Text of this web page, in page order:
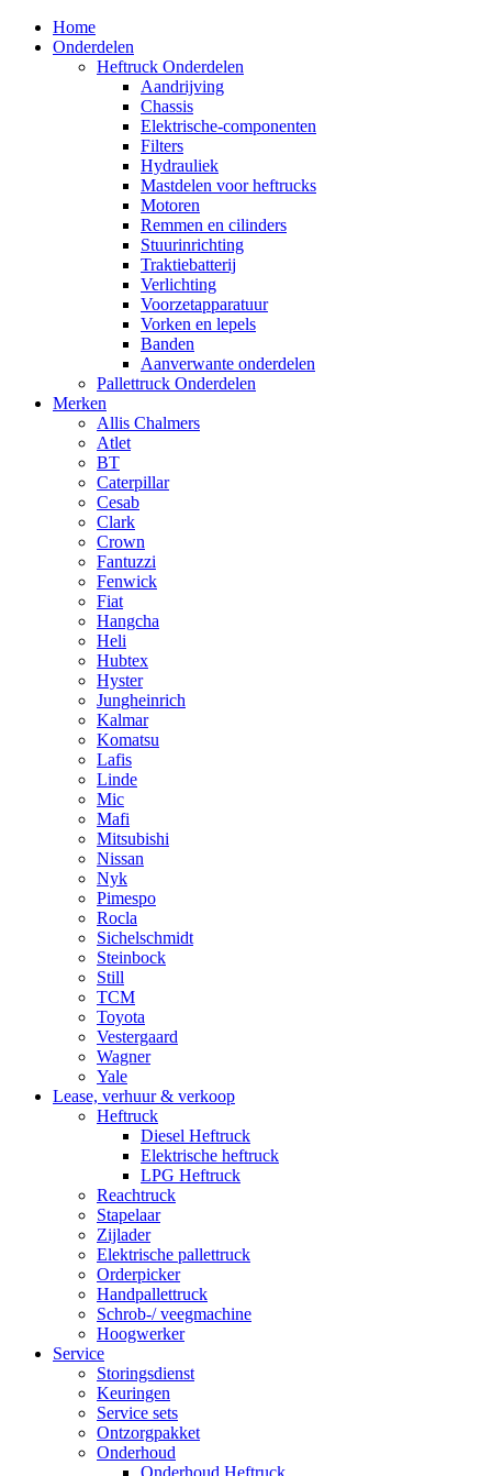
Home
Onderdelen
Heftruck Onderdelen
Aandrijving
Chassis
Elektrische-componenten
Filters
Hydrauliek
Mastdelen voor heftrucks
Motoren
Remmen en cilinders
Stuurinrichting
Traktiebatterij
Verlichting
Voorzetapparatuur
Vorken en lepels
Banden
Aanverwante onderdelen
Pallettruck Onderdelen
Merken
Allis Chalmers
Atlet
BT
Caterpillar
Cesab
Clark
Crown
Fantuzzi
Fenwick
Fiat
Hangcha
Heli
Hubtex
Hyster
Jungheinrich
Kalmar
Komatsu
Lafis
Linde
Mic
Mafi
Mitsubishi
Nissan
Nyk
Pimespo
Rocla
Sichelschmidt
Steinbock
Still
TCM
Toyota
Vestergaard
Wagner
Yale
Lease, verhuur & verkoop
Heftruck
Diesel Heftruck
Elektrische heftruck
LPG Heftruck
Reachtruck
Stapelaar
Zijlader
Elektrische pallettruck
Orderpicker
Handpallettruck
Schrob-/ veegmachine
Hoogwerker
Service
Storingsdienst
Keuringen
Service sets
Ontzorgpakket
Onderhoud
Onderhoud Heftruck